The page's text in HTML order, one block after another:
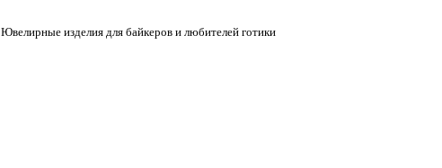
Ювелирные изделия для байкеров и любителей готики